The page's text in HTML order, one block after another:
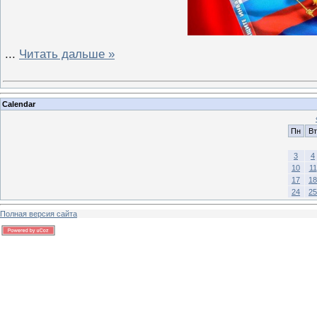
... Читать дальше »
Calendar
Пн
Вт
3
4
10
11
17
18
24
25
Полная версия сайта